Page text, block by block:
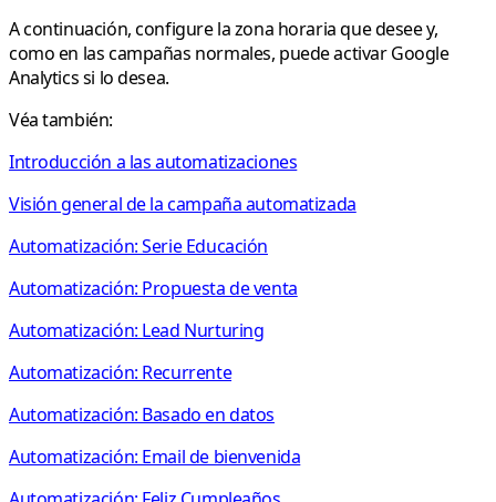
A continuación, configure la zona horaria que desee y,
como en las campañas normales, puede activar Google
Analytics si lo desea.
Véa también:
Introducción a las automatizaciones
Visión general de la campaña automatizada
Automatización: Serie Educación
Automatización: Propuesta de venta
Automatización: Lead Nurturing
Automatización: Recurrente
Automatización: Basado en datos
Automatización: Email de bienvenida